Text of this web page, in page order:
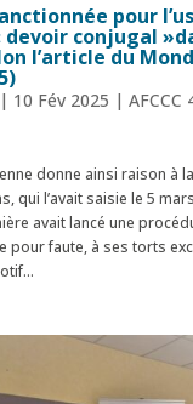
pour
conjugal
l’article du
| 10 Fév 2025 | AFCCC
donne ainsi raison à
qui l’avait saisie le 5
avait lancé une
pour faute, à ses torts